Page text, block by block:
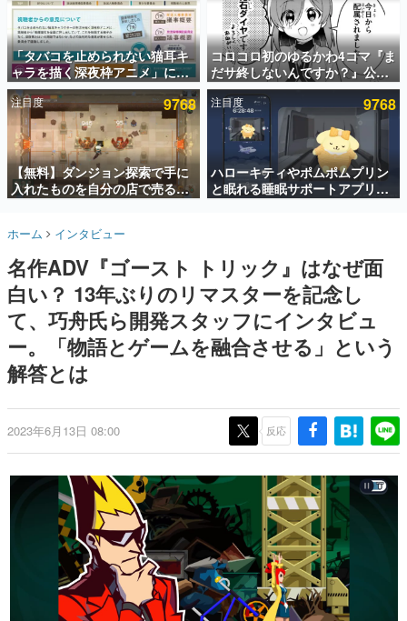
ゲームの企画書
名作ゲームクリエイターの方々に製作時のエピソードをお
聞きし、ヒットする企画（ゲーム）とは何か？を探ってい
きます。
赫本
この物語を解いてはいけない。『赫本』は、〈試験問題〉
の形をした短編ホラー小説集です。
新世代に訊く
これからのデジタルゲーム市場を担う若きクリエイター達
の姿を追い、彼らのルーツと情熱を探っていきます。
ゲーム世代の作家たち
ゲームに多大な影響を受けた作家さんに取材し、ゲームが
日本のコンテンツ産業やカルチャーに与えた影響を探る企
画です。
日本モバイルゲーム産業史
日本のモバイルゲーム史における主要なトピック・タイト
ルを網羅するほか、開発者へのインタビューや識者による
解説を掲載。約20年の歴史が一望できる決定版！
一先生によるゲーム業界レポートマンガです。
なんでゲームは面白い？
具体的な形から解き明かしていく、硬派で骨太な評論連載
です。
ゲームが変えた日本語
「経験値」「裏技」「ラスボス」… ゲームにまつわる言葉
の起源や用法の変遷を、コンピューター文化史研究家・タ
イニーP氏が徹底調査。
カテゴリ
「タバコを止められない猫耳キ
ャラを描く深夜枠アニメ」に視
聴者の一部から批判意見。違法
薬物の使用と思わしき描写も含
めて、BPOが議論を交わす
コロコロ初のゆるかわ4コマ『ま
だサ終しないんですか？』公開
スタート。主人公は新入社員の
侘石ダイヤ、ゲーム会社を舞台
にトラブルへ対応する社員たち
を描く
注目度 9768
【無料】ダンジョン探索で手に
入れたものを自分の店で売るゲ
ーム『Moonlighter』がSteam
『Moonlighter 2』の9月2日正
ーン
注目度 9768
ハローキティやポムポムプリン
と眠れる睡眠サポートアプリ
『ゆめたび』が配信中。キャラ
ホーム インタビュー
名作ADV『ゴースト トリック』はなぜ面
白い？ 13年ぶりのリマスターを記念し
て、巧舟氏ら開発スタッフにインタビュ
ー。「物語とゲームを融合させる」という
解答とは
2023年6月13日 08:00 反応